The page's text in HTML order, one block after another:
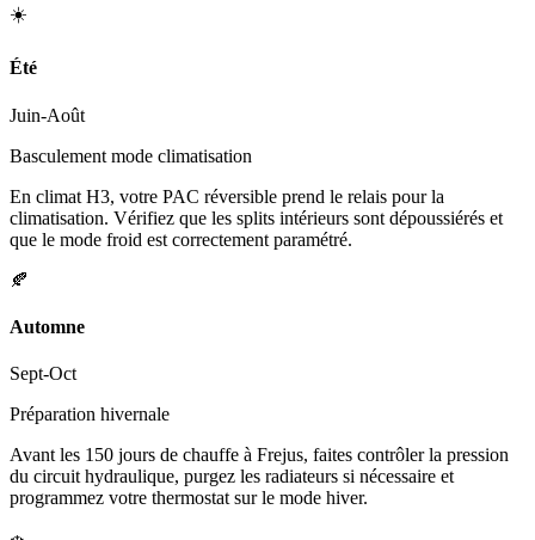
☀️
Été
Juin-Août
Basculement mode climatisation
En climat H3, votre PAC réversible prend le relais pour la
climatisation. Vérifiez que les splits intérieurs sont dépoussiérés et
que le mode froid est correctement paramétré.
🍂
Automne
Sept-Oct
Préparation hivernale
Avant les 150 jours de chauffe à Frejus, faites contrôler la pression
du circuit hydraulique, purgez les radiateurs si nécessaire et
programmez votre thermostat sur le mode hiver.